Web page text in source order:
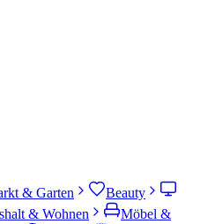
& Garten
Beauty
& Wohnen
Möbel &